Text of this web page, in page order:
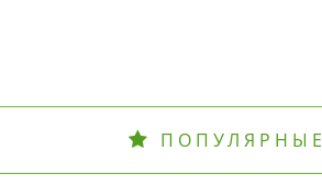
ПОПУЛЯРНЫЕ